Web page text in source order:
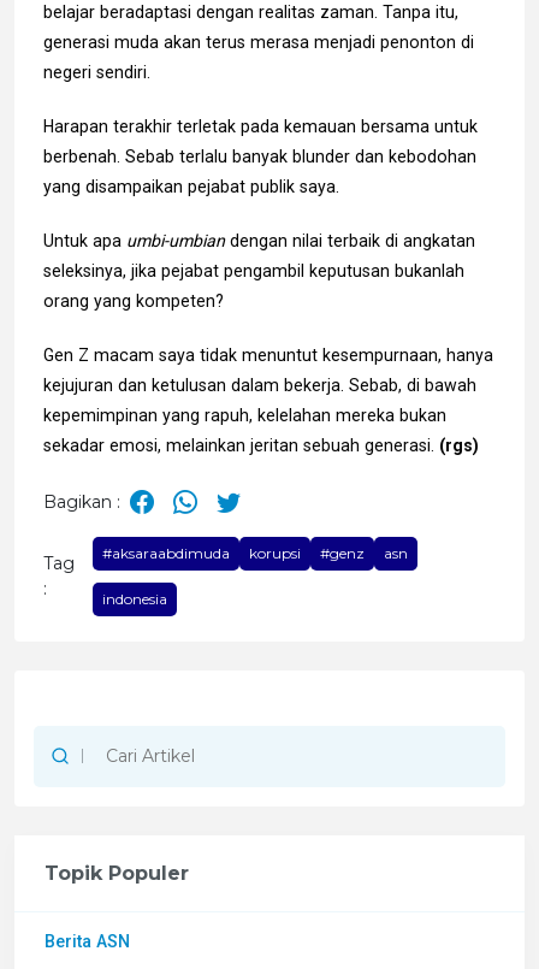
belajar beradaptasi dengan realitas zaman. Tanpa itu,
generasi muda akan terus merasa menjadi penonton di
negeri sendiri.
Harapan terakhir terletak pada kemauan bersama untuk
berbenah. Sebab terlalu banyak blunder dan kebodohan
yang disampaikan pejabat publik saya.
Untuk apa umbi-umbiandengan nilai terbaik di angkatan
seleksinya, jika pejabat pengambil keputusan bukanlah
orang yang kompeten?
Gen Z macam saya tidak menuntut kesempurnaan, hanya
kejujuran dan ketulusan dalam bekerja. Sebab, di bawah
kepemimpinan yang rapuh, kelelahan mereka bukan
sekadar emosi, melainkan jeritan sebuah generasi. (rgs)
Bagikan :
Tag
:
#aksaraabdimuda korupsi #genz asn
indonesia
Topik Populer
Berita ASN